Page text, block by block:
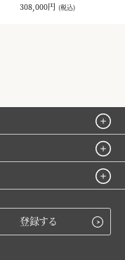
308,000円 (税込)
登録する